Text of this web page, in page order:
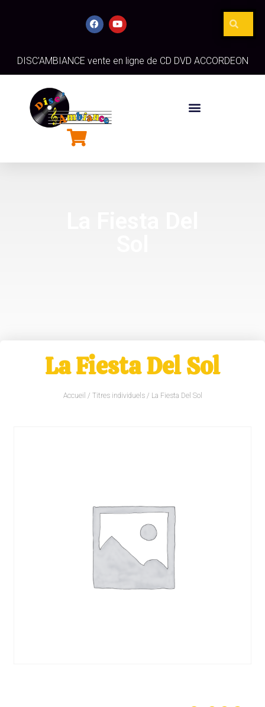
DISC'AMBIANCE vente en ligne de CD DVD ACCORDEON
La Fiesta Del Sol
Accueil / Titres individuels/ La Fiesta Del Sol